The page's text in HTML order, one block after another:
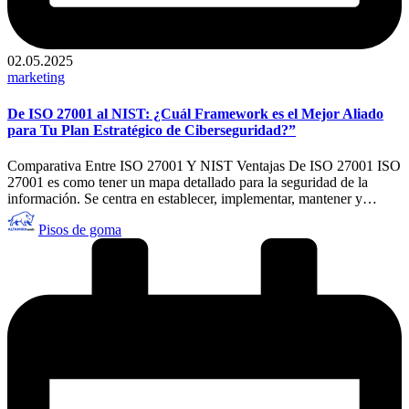
02.05.2025
Publicado
marketing
De ISO 27001 al NIST: ¿Cuál Framework es el Mejor Aliado
para Tu Plan Estratégico de Ciberseguridad?”
Comparativa Entre ISO 27001 Y NIST Ventajas De ISO 27001 ISO
27001 es como tener un mapa detallado para la seguridad de la
información. Se centra en establecer, implementar, mantener y…
Publicado
por
Pisos de goma